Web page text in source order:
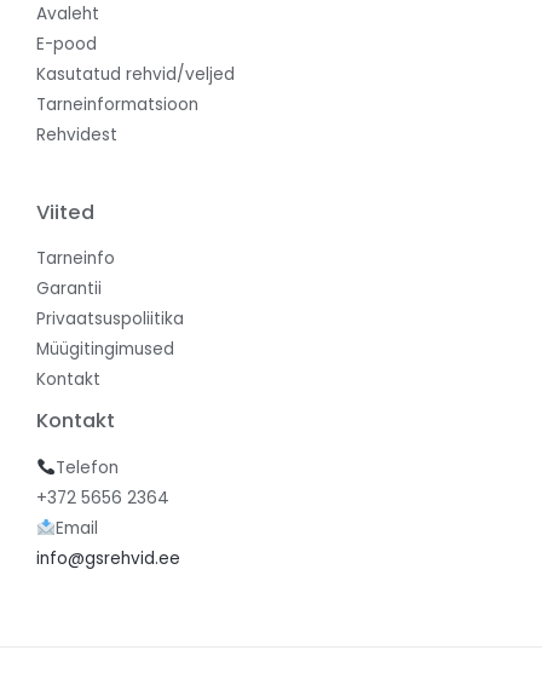
Avaleht
E-pood
Kasutatud rehvid/veljed
Tarneinformatsioon
Rehvidest
Viited
Tarneinfo
Garantii
Privaatsuspoliitika
Müügitingimused
Kontakt
Kontakt
Telefon
+372 5656 2364
Email
info@gsrehvid.ee